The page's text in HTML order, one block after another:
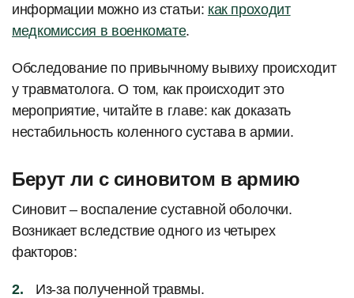
информации можно из статьи: как проходит
медкомиссия в военкомате.
Обследование по привычному вывиху происходит
у травматолога. О том, как происходит это
мероприятие, читайте в главе: как доказать
нестабильность коленного сустава в армии.
Берут ли с синовитом в армию
Синовит – воспаление суставной оболочки.
Возникает вследствие одного из четырех
факторов:
Из-за полученной травмы.